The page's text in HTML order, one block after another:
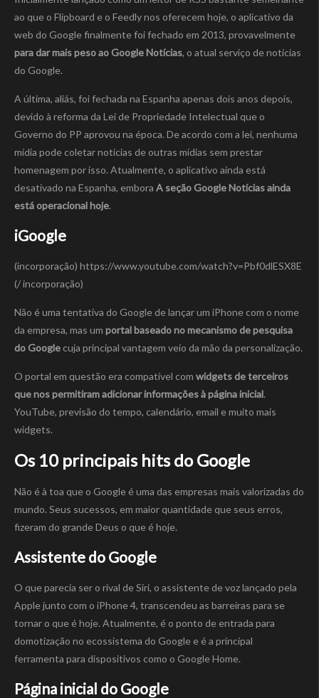
ao que o Flipboard e o Feedly nos oferecem hoje, o aplicativo da
web do Google finalmente foi fechado em 2013, provavelmente
para dar mais peso ao Google Notícias, o atual serviço de notícias
do Google.
A última, aliás, foi fechada na Espanha apenas dois anos depois,
devido à reforma da Lei de Propriedade Intelectual que o
Governo do PP aprovou na época. De acordo com a lei, nenhuma
mídia pode coletar notícias de outras mídias sem prestar
homenagem por isso. Atualmente, o aplicativo ainda está
desativado na Espanha, embora A seção Google Notícias ainda
está operacional hoje.
iGoogle
(incorporação) https://www.youtube.com/watch?v=Pbf0dlESX8E
(/ incorporação)
Não é uma tentativa do Google de lançar um iPhone com o nome
da empresa, mas um portal baseado no mecanismo de pesquisa
do Googlecuja principal vantagem veio da mão da personalização.
O portal em questão era compatível com widgets de terceiros
que nos permitiram adicionar informações à página inicial.
YouTube, previsão do tempo, calendário, email e muito mais
widgets.
Os 10 principais hits do Google
Não é à toa que o Google é uma das empresas mais valorizadas do
mundo. Seus sucessos, em maior quantidade que seus erros,
fizeram do grande Deus o que é hoje.
Assistente do Google
O que parecia ser o rival de Siri, o assistente de voz lançado pela
Apple junto com o iPhone 4, transcendeu as barreiras para se
tornar o que é hoje. Atualmente, é o ponto de entrada para
domotização no ecossistema do Google e é a principal
ferramenta para dispositivos como o Google Home.
Página inicial do Google